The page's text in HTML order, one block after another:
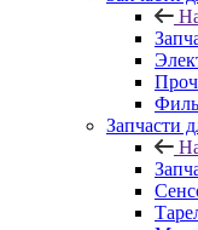
Запчасти